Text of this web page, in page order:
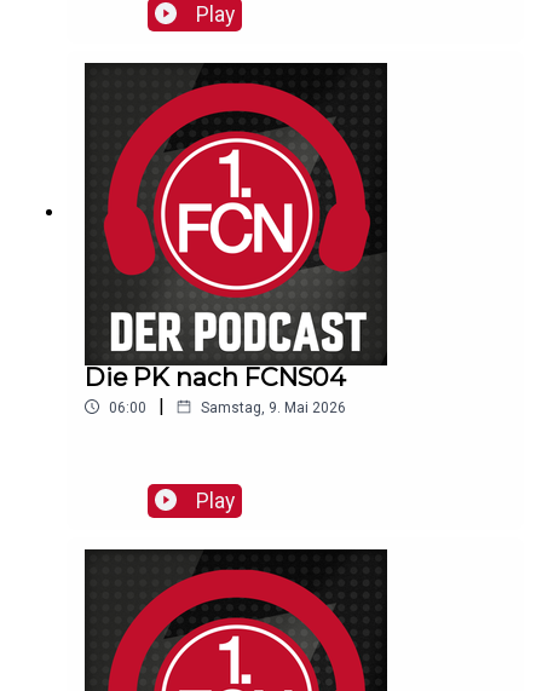
Play
Die PK nach FCNS04
06:00 | Samstag, 9. Mai 2026
Play